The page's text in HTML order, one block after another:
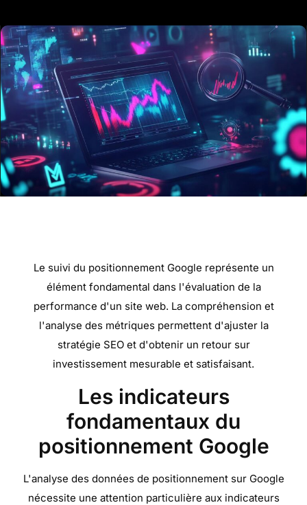
Le suivi du positionnement Google représente un
élément fondamental dans l'évaluation de la
performance d'un site web. La compréhension et
l'analyse des métriques permettent d'ajuster la
stratégie SEO et d'obtenir un retour sur
investissement mesurable et satisfaisant.
Les indicateurs
fondamentaux du
positionnement Google
L'analyse des données de positionnement sur Google
nécessite une attention particulière aux indicateurs